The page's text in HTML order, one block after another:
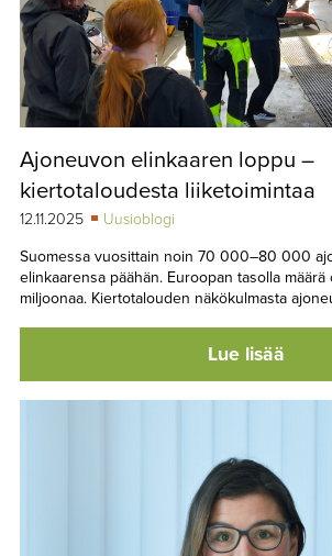
Ajoneuvon elinkaaren loppu –
kiertotaloudesta liiketoimintaa
12.11.2025
Uusioblogi
Suomessa vuosittain noin 70 000–80 000
elinkaarensa päähän. Euroopan tasolla määrä
miljoonaa. Kiertotalouden näkökulmasta
Lue lisää